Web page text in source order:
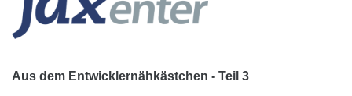
Aus dem Entwicklernähkästchen - Teil 3